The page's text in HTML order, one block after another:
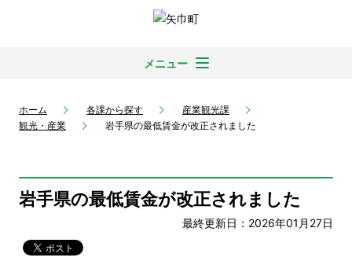
メニュー
ホーム 各課から探す
産業観光課
観光・産業
岩手県の最低賃金が改正されました
岩手県の最低賃金が改正されました
最終更新日：2026年01月27日